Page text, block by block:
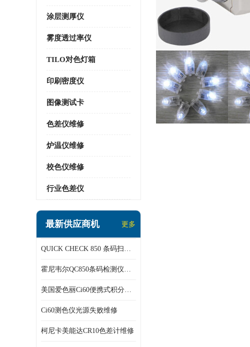
涂层测厚仪
雾度透过率仪
TILO对色灯箱
印刷密度仪
图像测试卡
色差仪维修
炉温仪维修
校色仪维修
行业色差仪
最新供应商机 更多
QUICK CHECK 850 条码扫描仪维修
霍尼韦尔QC850条码检测仪维修
美国爱色丽Ci60便携式积分球分光光度仪
Ci60测色仪光源失败维修
柯尼卡美能达CR10色差计维修